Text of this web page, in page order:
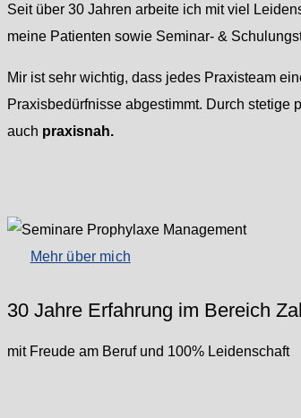
Seit über 30 Jahren arbeite ich mit viel
meine Patienten sowie Seminar- &
Mir ist sehr wichtig, dass jedes Praxisteam
Praxisbedürfnisse abgestimmt. Durch stetige
auch praxisnah.
Mehr über mich
30 Jahre Erfahrung im Bereich
mit Freude am Beruf und 100% Leidenschaft